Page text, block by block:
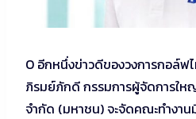
O อีกหนึ่งข่าวดีของวงการกอล์
ภิรมย์ภักดี กรรมการผู้จัดการใ
จำกัด (มหาชน) จะจัดคณะทำงา